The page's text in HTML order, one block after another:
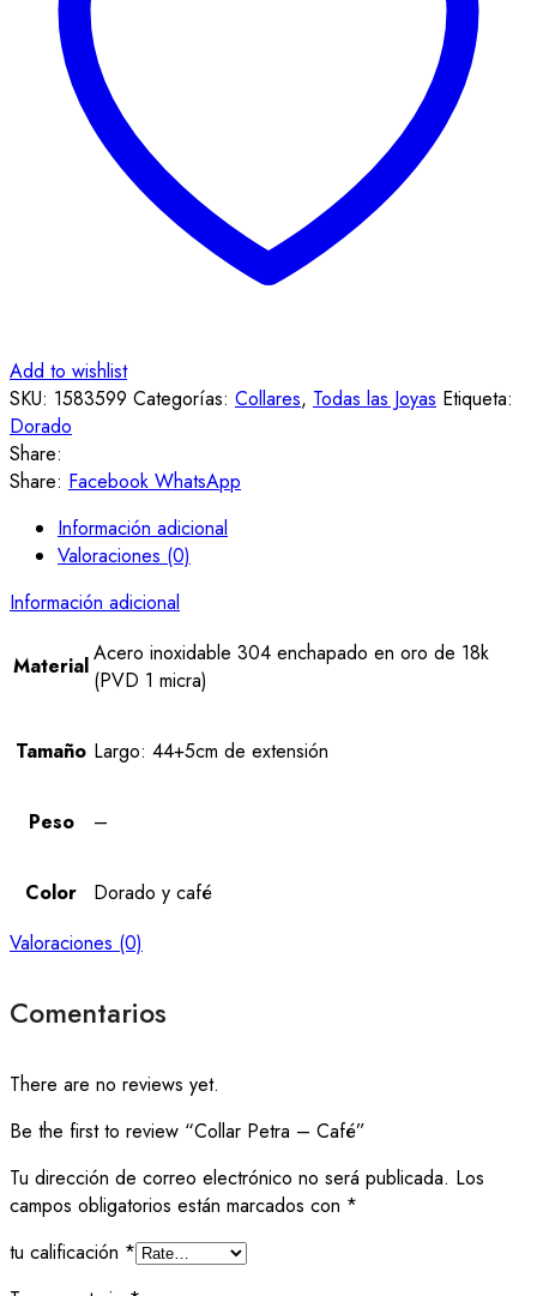
Add to wishlist
SKU: 1583599 Categorías: Collares, Todas las Joyas Etiqueta:
Dorado
Share:
Share: Facebook WhatsApp
Información adicional
Valoraciones (0)
Información adicional
MaterialAcero inoxidable 304 enchapado en oro de 18k
(PVD 1 micra)
Tamaño Largo: 44+5cm de extensión
Peso –
Color
Dorado y café
Valoraciones (0)
Comentarios
There are no reviews yet.
Be the first to review “Collar Petra – Café”
Tu dirección de correo electrónico no será publicada. Los
campos obligatorios están marcados con *
tu calificación *